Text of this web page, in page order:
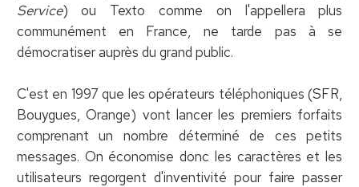
Service) ou Texto comme on l'appellera plus
communément en France, ne tarde pas à se
démocratiser auprès du grand public.
C'est en 1997 que les opérateurs téléphoniques (SFR,
Bouygues, Orange) vont lancer les premiers forfaits
comprenant un nombre déterminé de ces petits
messages. On économise donc les caractères et les
utilisateurs regorgent d'inventivité pour faire passer